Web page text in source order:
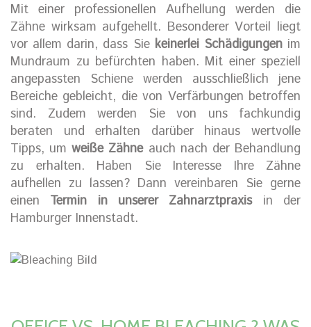
Mit einer professionellen Aufhellung werden die
Zähne wirksam aufgehellt. Besonderer Vorteil liegt
vor allem darin, dass Sie keinerlei Schädigungenim
Mundraum zu befürchten haben. Mit einer speziell
angepassten Schiene werden ausschließlich jene
Bereiche gebleicht, die von Verfärbungen betroffen
sind. Zudem werden Sie von uns fachkundig
beraten und erhalten darüber hinaus wertvolle
Tipps, umweiße Zähneauch nach der Behandlung
zu erhalten. Haben Sie Interesse Ihre Zähne
aufhellen zu lassen? Dann vereinbaren Sie gerne
einen Termin in unserer Zahnarztpraxisin der
Hamburger Innenstadt.